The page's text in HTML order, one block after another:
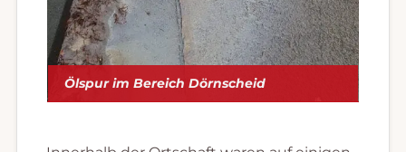
Ölspur im Bereich Dörnscheid